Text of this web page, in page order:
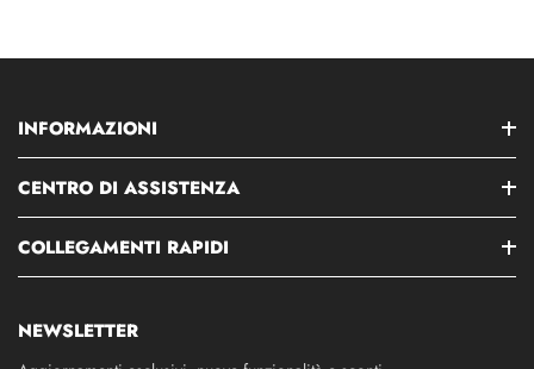
INFORMAZIONI
CENTRO DI ASSISTENZA
COLLEGAMENTI RAPIDI
NEWSLETTER